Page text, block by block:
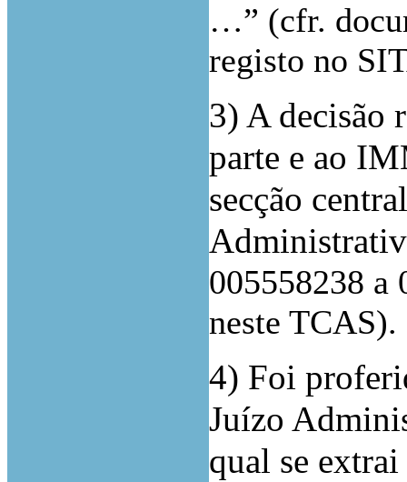
…” (cfr.
registo no
3) A decisão
parte e ao
secção
005558238 a
neste TCAS).
4) Foi
Juízo
qual se